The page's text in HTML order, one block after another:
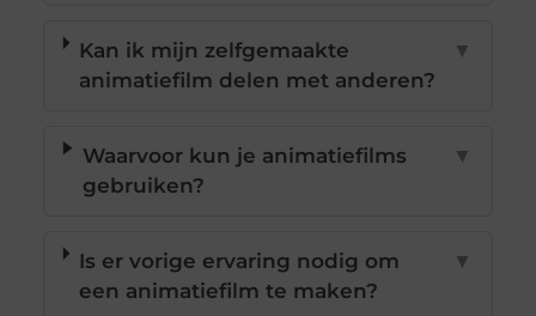
Kan ik mijn zelfgemaakte
animatiefilm delen met anderen?
▼
Waarvoor kun je animatiefilms
gebruiken?
▼
Is er vorige ervaring nodig om
een animatiefilm te maken?
▼